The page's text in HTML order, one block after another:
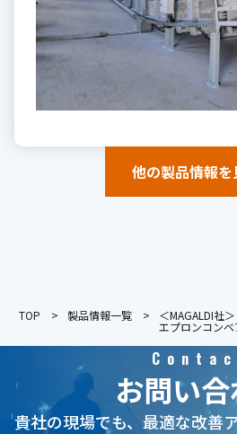
他の製品情報を
TOP 製品情報一覧 ＜MAGALDI社＞
エプロンコン
お問い
貴社の現場でも、最適な改善